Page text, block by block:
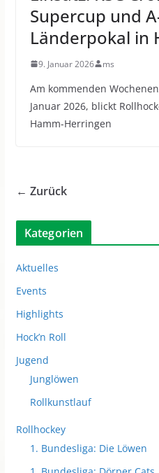
Supercup und
Länderpokal in
9. Januar 2026 ms
Am kommenden
Januar 2026, blickt
Hamm-Herringen
← Zurück
Kategorien
Aktuelles
Events
Highlights
Hock’n Roll
Jugend
Junglöwen
Rollkunstlauf
Rollhockey
1. Bundesliga: Die Löwen